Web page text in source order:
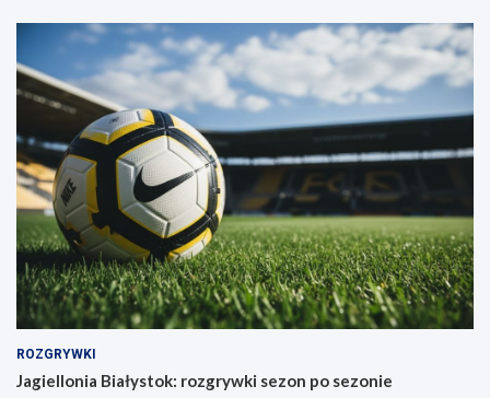
ROZGRYWKI
Jagiellonia Białystok: rozgrywki sezon po sezonie